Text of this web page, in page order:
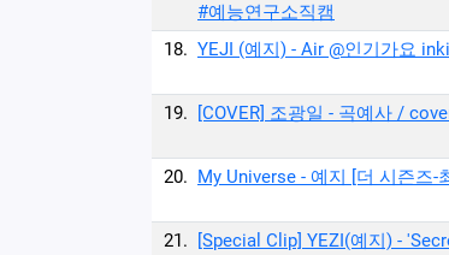
#예능연구소직캠
18. YEJI (예지) - Air @인기가요
19.
[COVER] 조광일 - 곡예사 /
20. My Universe - 예지 [더 시즌즈-
21.
[Special Clip] YEZI(예지) -